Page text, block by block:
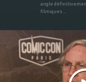
angle
filmiques ...